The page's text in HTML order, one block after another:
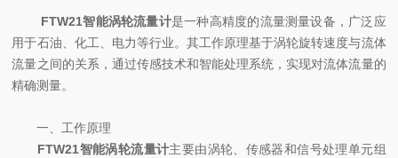
FTW21智能涡轮流量计是一种高精度的流量测量设备，广泛应
用于石油、化工、电力等行业。其工作原理基于涡轮旋转速度与流体
流量之间的关系，通过传感技术和智能处理系统，实现对流体流量的
精确测量。
一、工作原理
FTW21智能涡轮流量计主要由涡轮、传感器和信号处理单元组